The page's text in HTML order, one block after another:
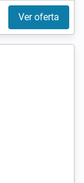
Ver oferta